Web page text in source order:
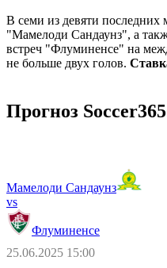
В семи из девяти
"Мамелоди Сандаунз", а
встреч "Флуминенсе" на
не больше двух голов.
Прогноз
Мамелоди Сандаунз
vs
Флуминенсе
25.06.2025 15:00